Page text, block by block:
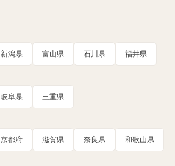
新潟県 富山県 石川県 福井県
岐阜県 三重県
京都府 滋賀県 奈良県 和歌山県